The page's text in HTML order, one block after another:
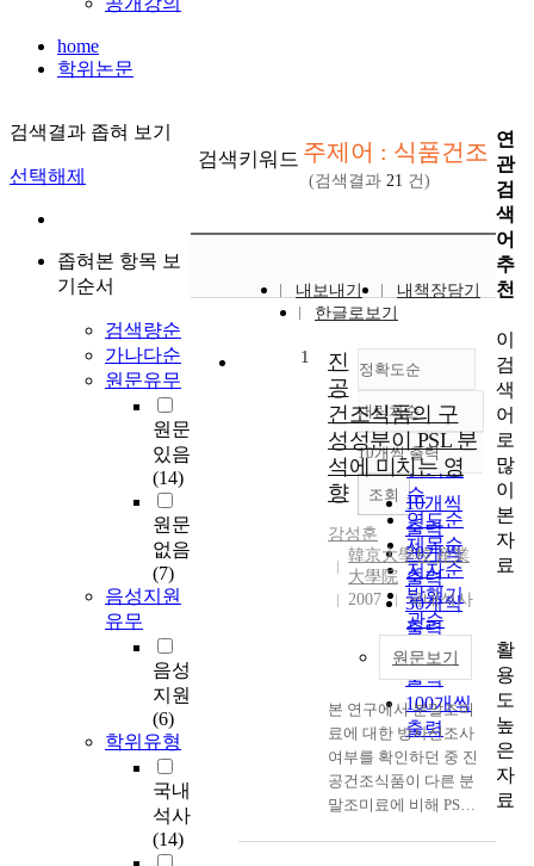
home
학위논문
검색결과 좁혀 보기
선택해제
좁혀본 항목 보
기순서
검색량순
가나다순
원문유무
원문
있음
(14)
원문
없음
(7)
음성지원
유무
음성
지원
(6)
학위유형
국내
석사
(14)
검색키워드 주제어 : 식품건조
(검색결과 21 건)
내보내기
내책장담기
한글로보기
정확도순
정확도
순
인기도
순
연도순
제목순
저자순
발행기
관순
내림차순
내림차순
10개씩 출력
10개씩
출력
20개씩
출력
30개씩
출력
50개씩
출력
100개씩
출력
조회
1
진
공
건조식품의 구
성성분이 PSL 분
석에 미치는 영
향
강성훈
韓京大學校 産業
大學院
2007
국내석사
원문보기
본 연구에서 분말조미
료에 대한 방사선조사
여부를 확인하던 중 진
공건조식품이 다른 분
말조미료에 비해 PSL
연
관
검
색
어
추
천
이
검
색
어
로
많
이
본
자
료
활
용
도
높
은
자
료